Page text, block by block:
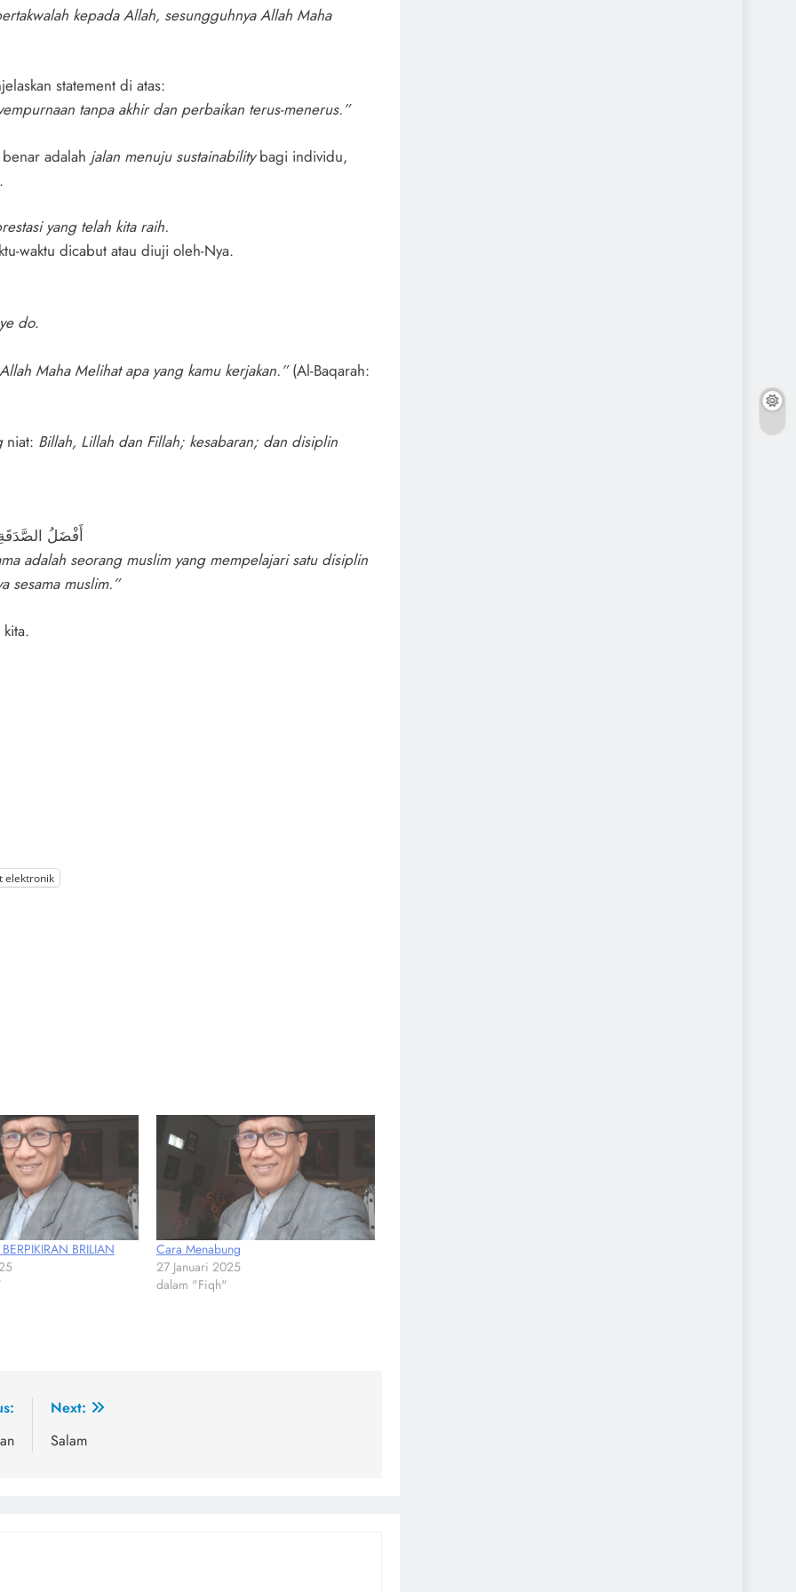
kepada Allah, sesungguhnya Allah Maha
statement di atas:
tanpa akhir dan perbaikan terus-menerus.”
adalah jalan menuju sustainabilitybagi individu,
yang telah kita raih.
waktu dicabut atau diuji oleh-Nya.
do.
Maha Melihat apa yang kamu kerjakan.”(Al-Baqarah:
niat: Billah, Lillah dan Fillah; kesabaran; dan disiplin
أَفْضَلُ
adalah seorang muslim yang mempelajari satu disiplin
sesama muslim.”
kita.
elektronik
BRILIAN
Cara Menabung
27 Januari 2025
dalam "Fiqh"
Next:
Salam